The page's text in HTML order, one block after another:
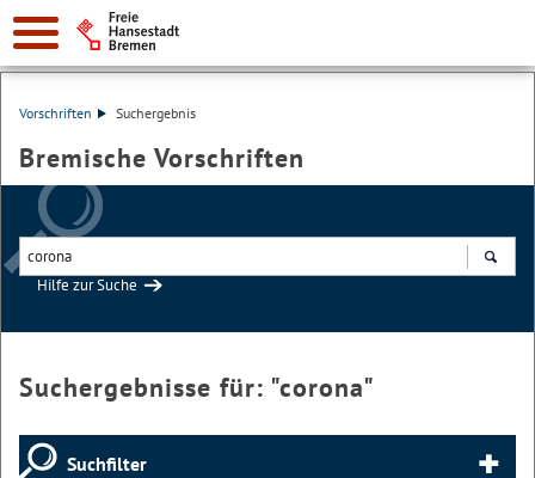
Vorschriften Suchergebnis
Bremische Vorschriften
Hilfe zur Suche
Suchergebnisse für: "corona"
Suchfilter